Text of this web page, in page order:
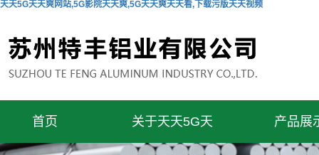
天天5G天天爽网站,5G影院天天爽,5G天天爽天天看,下载污版天天视频
首页 关于天天5G天 产品展